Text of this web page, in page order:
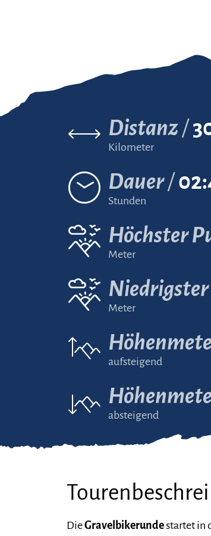
Distanz
Kilometer
Dauer
Stunden
Höchster
Meter
Meter
aufsteigend
absteigend
DieGravelbikerundestartet in